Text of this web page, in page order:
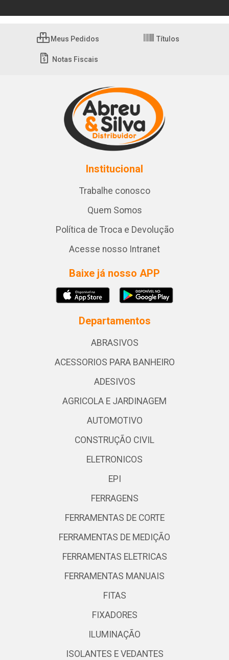
Meus Pedidos Títulos
Notas Fiscais
Institucional
Trabalhe conosco
Quem Somos
Política de Troca e Devolução
Acesse nosso Intranet
Baixe já nosso APP
Departamentos
ABRASIVOS
ACESSORIOS PARA BANHEIRO
ADESIVOS
AGRICOLA E JARDINAGEM
AUTOMOTIVO
CONSTRUÇÃO CIVIL
ELETRONICOS
EPI
FERRAGENS
FERRAMENTAS DE CORTE
FERRAMENTAS DE MEDIÇÃO
FERRAMENTAS ELETRICAS
FERRAMENTAS MANUAIS
FITAS
FIXADORES
ILUMINAÇÃO
ISOLANTES E VEDANTES